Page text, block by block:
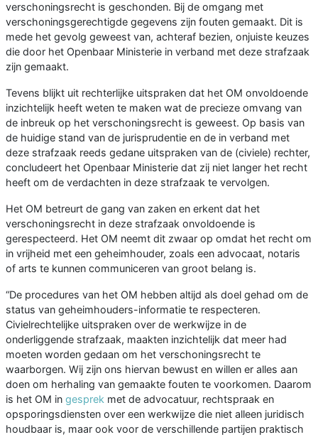
verschoningsrecht is geschonden. Bij de omgang met
verschoningsgerechtigde gegevens zijn fouten gemaakt. Dit is
mede het gevolg geweest van, achteraf bezien, onjuiste keuzes
die door het Openbaar Ministerie in verband met deze strafzaak
zijn gemaakt.
Tevens blijkt uit rechterlijke uitspraken dat het OM onvoldoende
inzichtelijk heeft weten te maken wat de precieze omvang van
de inbreuk op het verschoningsrecht is geweest. Op basis van
de huidige stand van de jurisprudentie en de in verband met
deze strafzaak reeds gedane uitspraken van de (civiele) rechter,
concludeert het Openbaar Ministerie dat zij niet langer het recht
heeft om de verdachten in deze strafzaak te vervolgen.
Het OM betreurt de gang van zaken en erkent dat het
verschoningsrecht in deze strafzaak onvoldoende is
gerespecteerd. Het OM neemt dit zwaar op omdat het recht om
in vrijheid met een geheimhouder, zoals een advocaat, notaris
of arts te kunnen communiceren van groot belang is.
“De procedures van het OM hebben altijd als doel gehad om de
status van geheimhouders-informatie te respecteren.
Civielrechtelijke uitspraken over de werkwijze in de
onderliggende strafzaak, maakten inzichtelijk dat meer had
moeten worden gedaan om het verschoningsrecht te
waarborgen. Wij zijn ons hiervan bewust en willen er alles aan
doen om herhaling van gemaakte fouten te voorkomen. Daarom
is het OM in gesprek met de advocatuur, rechtspraak en
opsporingsdiensten over een werkwijze die niet alleen juridisch
houdbaar is, maar ook voor de verschillende partijen praktisch